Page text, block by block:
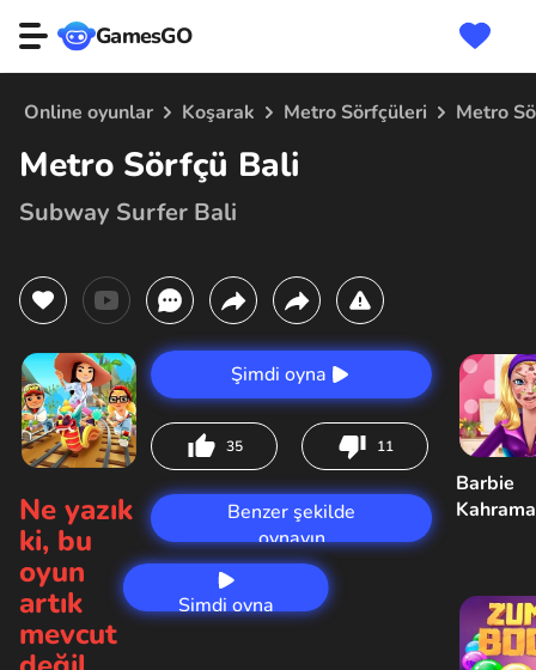
GamesGO
Online oyunlar Koşarak Metro Sörfçüleri Metro
Metro Sörfçü Bali
Subway Surfer Bali
Şimdi oyna
Şimdi oyna
35 11
Ne yazık
ki, bu
oyun
artık
mevcut
Benzer şekilde
oynayın
Barbie